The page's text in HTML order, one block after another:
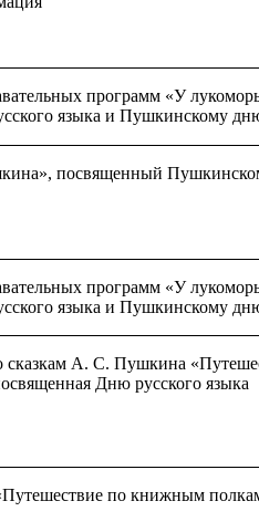
программ «У
языка и Пушкинскому
посвященный
программ «У
языка и Пушкинскому
сказкам А. С. Пушкина
Дню русского языка
по книжным